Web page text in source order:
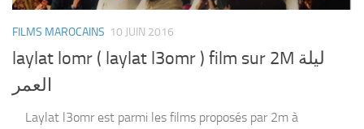
FILMS MAROCAINS 10 JUIN 2016
laylat lomr ( laylat l3omr ) film sur 2M ليلة
العمر
Laylat l3omr est parmi les films proposés par 2m à